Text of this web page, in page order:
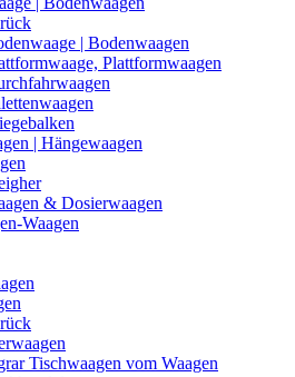
| Bodenwaagen
Plattformwaagen
| Hängewaagen
& Dosierwaagen
Waagen
Tischwaagen vom Waagen